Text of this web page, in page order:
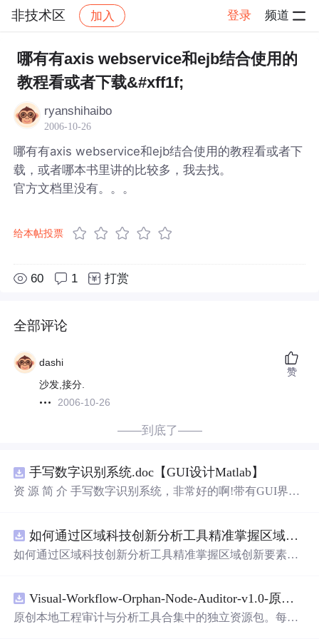
非技术区 加入 登录 频道
社区 非技术区 帖子详情
哪有有axis webservice和ejb结合使用的
教程看或者下载&#xff1f;
ryanshihaibo
2006-10-26
哪有有axis webservice和ejb结合使用的教程看或者下
载，或者哪本书里讲的比较多，我去找。
官方文档里没有。。。
给本帖投票
60 1 打赏
全部评论
dashi
沙发,接分.
2006-10-26
赞
——到底了——
手写数字识别系统.doc【GUI设计Matlab】
资 源 简 介 手写数字识别系统，非常好的啊!带有GUI界
带有直观的图形用户界面（GUI），非常容易使用。你只
需要将手写数字输入系统，它将立即给出准确的识别结
是一个非常方便和实用的工具，你一定会喜欢它的！
如何通过区域科技创新分析工具精准掌握区域创新要素分布与产业链融合现状？.docx
如何通过区域科技创新分析工具精准掌握区域创新要素分
Visual-Workflow-Orphan-Node-Auditor-v1.0-原创源码与文档.zip
原创本地工程审计与分析工具合集中的独立资源包。每个